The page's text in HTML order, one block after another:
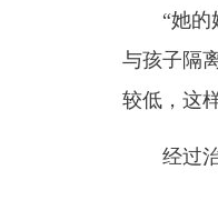
“她
与孩子隔
较低，这
经过